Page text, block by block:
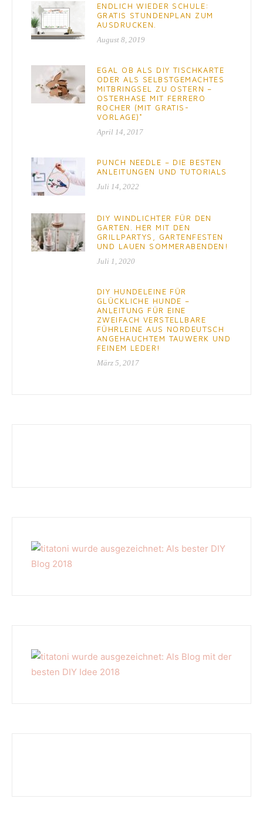
ENDLICH WIEDER SCHULE:
GRATIS STUNDENPLAN ZUM
AUSDRUCKEN.
August 8, 2019
EGAL OB ALS DIY TISCHKARTE
ODER ALS SELBSTGEMACHTES
MITBRINGSEL ZU OSTERN –
OSTERHASE MIT FERRERO
ROCHER (MIT GRATIS-
VORLAGE)*
April 14, 2017
PUNCH NEEDLE – DIE BESTEN
ANLEITUNGEN UND TUTORIALS
Juli 14, 2022
DIY WINDLICHTER FÜR DEN
GARTEN. HER MIT DEN
GRILLPARTYS, GARTENFESTEN
UND LAUEN SOMMERABENDEN!
Juli 1, 2020
DIY HUNDELEINE FÜR
GLÜCKLICHE HUNDE –
ANLEITUNG FÜR EINE
ZWEIFACH VERSTELLBARE
FÜHRLEINE AUS NORDEUTSCH
ANGEHAUCHTEM TAUWERK UND
FEINEM LEDER!
März 5, 2017